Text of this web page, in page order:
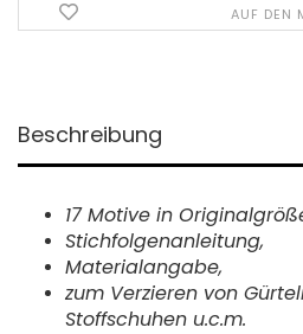
AUF DEN
Beschreibung
17 Motive in
Stichfolgenanleitung,
Materialangabe,
zum Verzieren von
Stoffschuhen u.c.m.